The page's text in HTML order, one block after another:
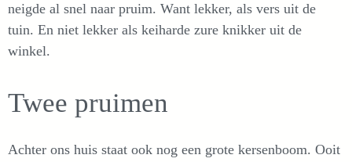
neigde al snel naar pruim. Want lekker, als vers uit de
tuin. En niet lekker als keiharde zure knikker uit de
winkel.
Twee pruimen
Achter ons huis staat ook nog een grote kersenboom. Ooit